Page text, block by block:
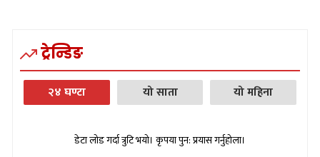
ट्रेन्डिङ
२४ घण्टा यो साता यो महिना
डेटा लोड गर्दा त्रुटि भयो। कृपया पुन: प्रयास गर्नुहोला।